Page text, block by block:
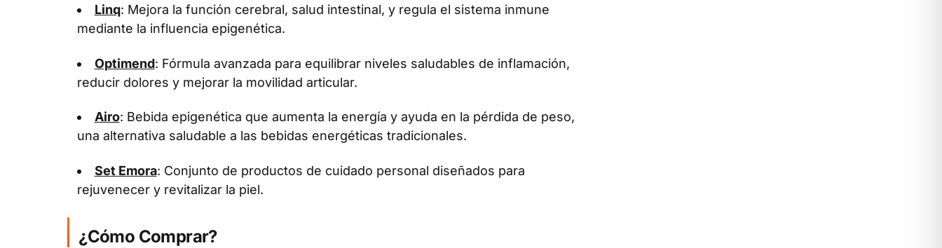
Linq: Mejora la función cerebral, salud intestinal, y regula el sistema inmune
mediante la influencia epigenética.
Optimend: Fórmula avanzada para equilibrar niveles saludables de inflamación,
reducir dolores y mejorar la movilidad articular.
Airo: Bebida epigenética que aumenta la energía y ayuda en la pérdida de peso,
una alternativa saludable a las bebidas energéticas tradicionales.
Set Emora: Conjunto de productos de cuidado personal diseñados para
rejuvenecer y revitalizar la piel.
¿Cómo Comprar?